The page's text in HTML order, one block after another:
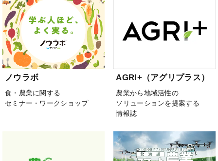
ノウラボ
食・農業に関する
セミナー・ワークショップ
AGRI+（アグリプラス）
農業から地域活性の
ソリューションを提案する
情報誌